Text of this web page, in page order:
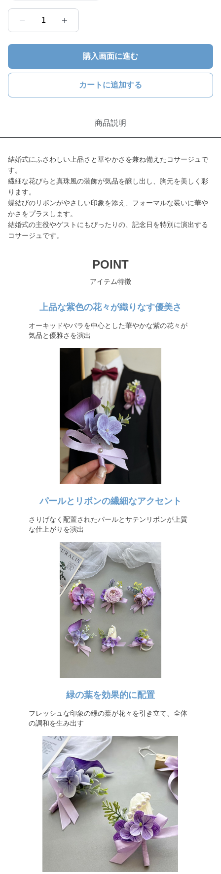
1
購入画面に進む
カートに追加する
商品説明
結婚式にふさわしい上品さと華やかさを兼ね備えたコサージュで
す。
繊細な花びらと真珠風の装飾が気品を醸し出し、胸元を美しく彩
ります。
蝶結びのリボンがやさしい印象を添え、フォーマルな装いに華や
かさをプラスします。
結婚式の主役やゲストにもぴったりの、記念日を特別に演出する
コサージュです。
POINT
アイテム特徴
上品な紫色の花々が織りなす優美さ
オーキッドやバラを中心とした華やかな紫の花々が
気品と優雅さを演出
パールとリボンの繊細なアクセント
さりげなく配置されたパールとサテンリボンが上質
な仕上がりを演出
緑の葉を効果的に配置
フレッシュな印象の緑の葉が花々を引き立て、全体
の調和を生み出す